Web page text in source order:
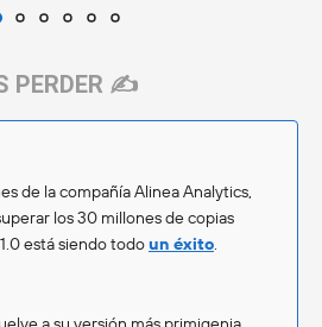
PERDER ✍️
de la compañía Alinea Analytics,
los 30 millones de copias
está siendo todoun éxito.